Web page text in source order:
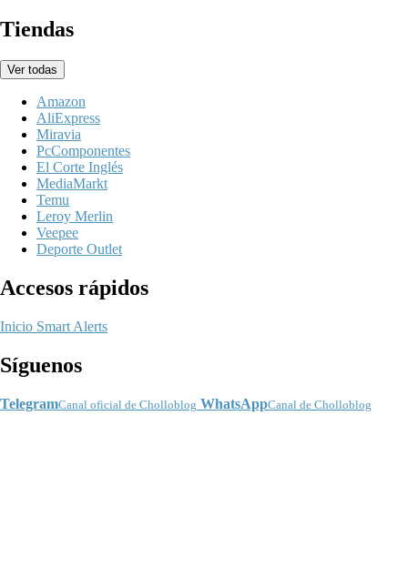
Tiendas
Ver todas
Amazon
AliExpress
Miravia
PcComponentes
El Corte Inglés
MediaMarkt
Temu
Leroy Merlin
Veepee
Deporte Outlet
Accesos rápidos
Inicio Smart Alerts
Síguenos
TelegramCanal oficial de Cholloblog WhatsAppCanal de Cholloblog